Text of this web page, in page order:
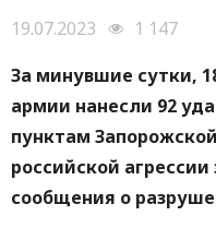
19.07.2023
1 147
За минувшие сутки,
армии нанесли 92
пунктам
российской
сообщения о